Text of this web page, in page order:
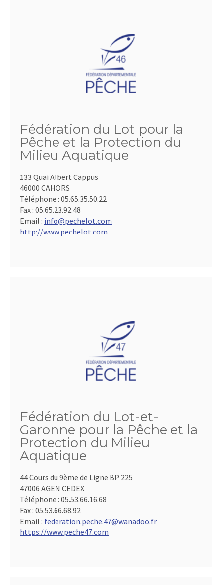
Fédération du Lot pour la
Pêche et la Protection du
Milieu Aquatique
133 Quai Albert Cappus
46000 CAHORS
Téléphone : 05.65.35.50.22
Fax : 05.65.23.92.48
Email : info@pechelot.com
http://www.pechelot.com
Fédération du Lot-et-
Garonne pour la Pêche et la
Protection du Milieu
Aquatique
44 Cours du 9ème de Ligne BP 225
47006 AGEN CEDEX
Téléphone : 05.53.66.16.68
Fax : 05.53.66.68.92
Email : federation.peche.47@wanadoo.fr
https://www.peche47.com